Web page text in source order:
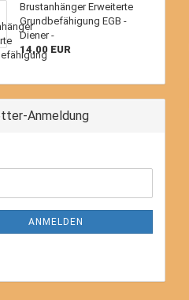
Brustanhänger Erweiterte
Grundbefähigung EGB -
Diener -
14,00 EUR
Anmeldung
ANMELDEN